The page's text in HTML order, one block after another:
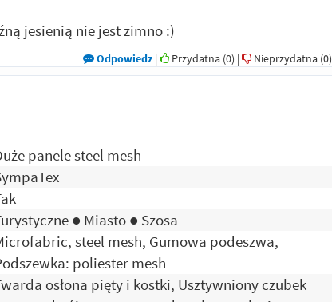
jesienią nie jest zimno :)
Odpowiedz| Przydatna (0) | Nieprzydatna (0)
panele steel mesh
● Miasto ● Szosa
steel mesh, Gumowa podeszwa,
poliester mesh
osłona pięty i kostki, Usztywniony czubek